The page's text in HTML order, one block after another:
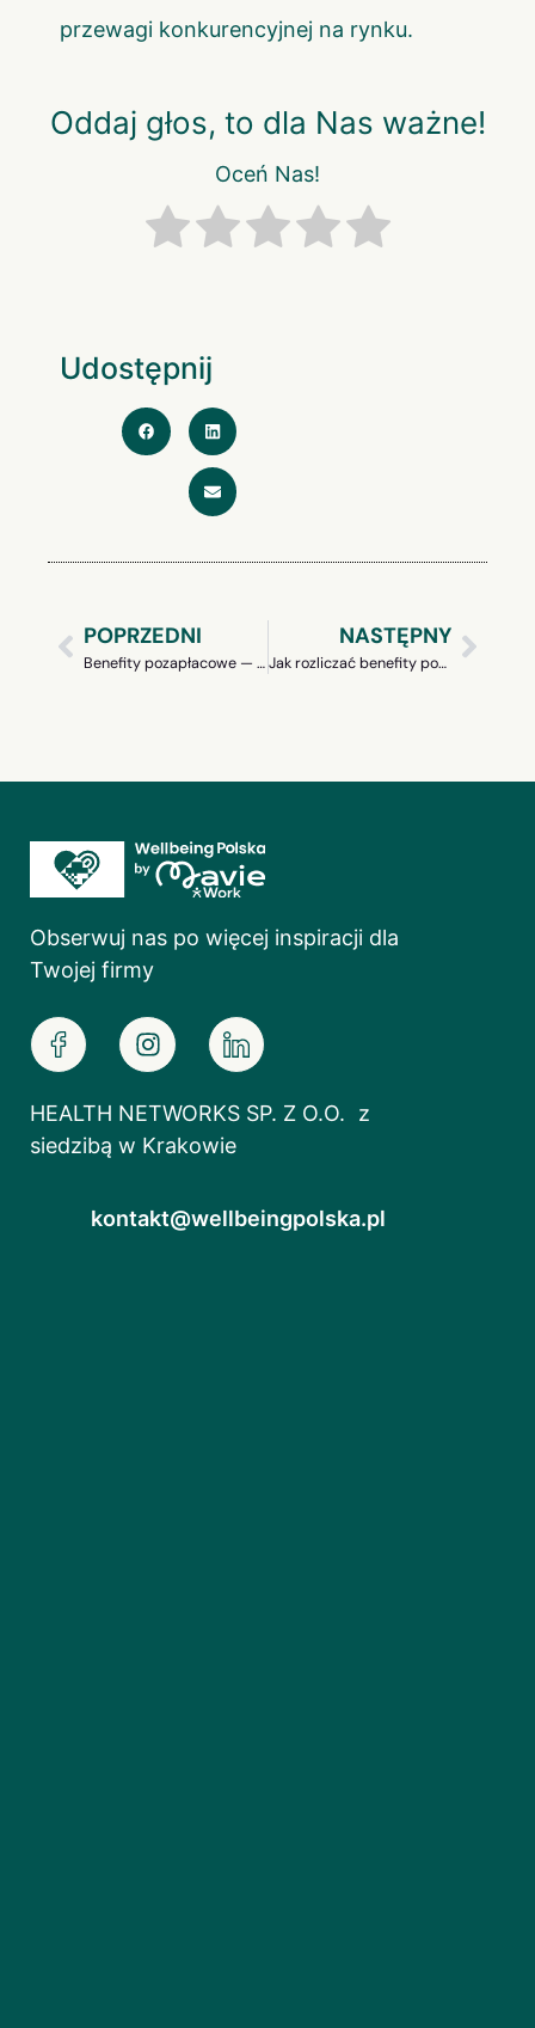
przewagi konkurencyjnej na rynku.
Oddaj głos, to dla Nas ważne!
Oceń Nas!
Udostępnij
POPRZEDNI
Benefity pozapłacowe — jak wybrać najlepsze?
NASTĘPNY
Jak rozliczać benefity pozapłacowe w B2B
Obserwuj nas po więcej inspiracji dla
Twojej firmy
HEALTH NETWORKS SP. Z O.O. z
siedzibą w Krakowie
kontakt@wellbeingpolska.pl